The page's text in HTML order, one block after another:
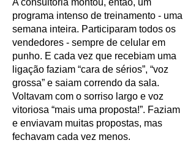
A consultoria montou, então, um
programa intenso de treinamento - uma
semana inteira. Participaram todos os
vendedores - sempre de celular em
punho. E cada vez que recebiam uma
ligação faziam “cara de sérios”, “voz
grossa” e saiam correndo da sala.
Voltavam com o sorriso largo e voz
vitoriosa “mais uma proposta!”. Faziam
e enviavam muitas propostas, mas
fechavam cada vez menos.